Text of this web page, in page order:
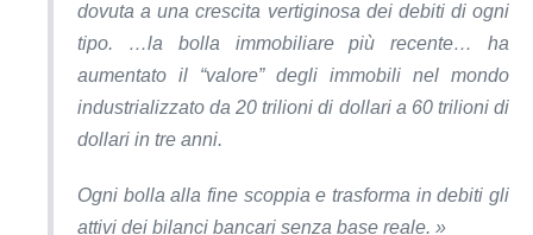
dovuta a una crescita vertiginosa dei debiti di ogni
tipo. …la bolla immobiliare più recente… ha
aumentato il “valore” degli immobili nel mondo
industrializzato da 20 trilioni di dollari a 60 trilioni di
dollari in tre anni.
Ogni bolla alla fine scoppia e trasforma in debiti gli
attivi dei bilanci bancari senza base reale. »